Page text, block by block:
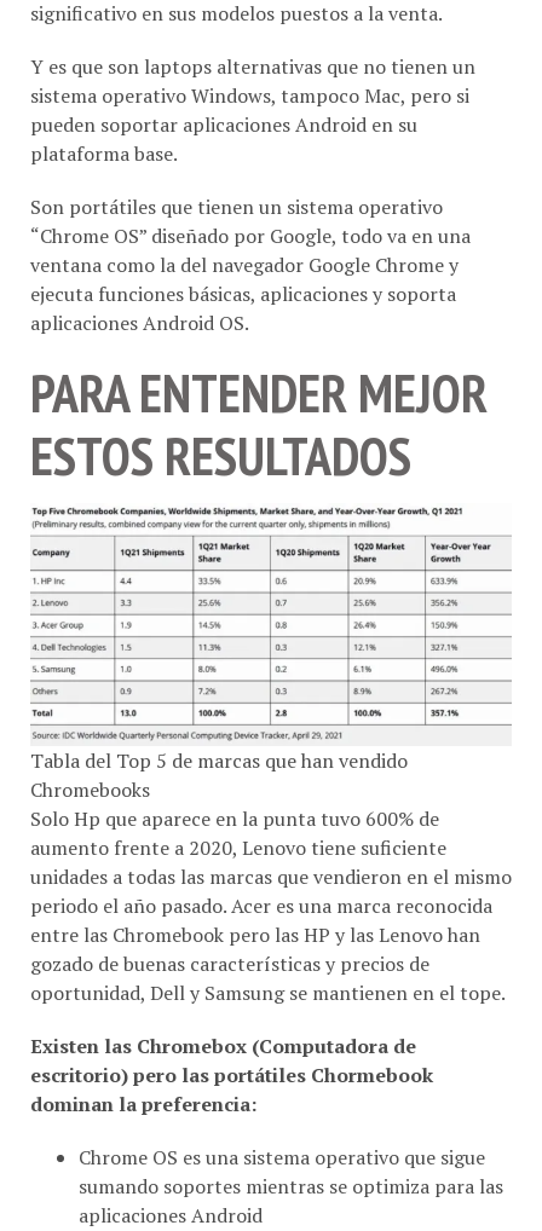
sistema operativo Windows, tampoco Mac, pero si
pueden soportar aplicaciones Android en su
plataforma base.
“Chrome OS” diseñado por Google, todo va en una
ventana como la del navegador Google Chrome y
ejecuta funciones básicas, aplicaciones y soporta
aplicaciones Android OS.
PARA ENTENDER MEJOR
ESTOS RESULTADOS
Tabla del Top 5 de marcas que han vendido
Chromebooks
Solo Hp que aparece en la punta tuvo 600% de
aumento frente a 2020, Lenovo tiene suficiente
unidades a todas las marcas que vendieron en el mismo
periodo el año pasado. Acer es una marca reconocida
entre las Chromebook pero las HP y las Lenovo han
gozado de buenas características y precios de
oportunidad, Dell y Samsung se mantienen en el tope.
escritorio) pero las portátiles Chormebook
dominan la preferencia:
sumando soportes mientras se optimiza para las
aplicaciones Android
Las Chromebook ganaron gran preferencia entre